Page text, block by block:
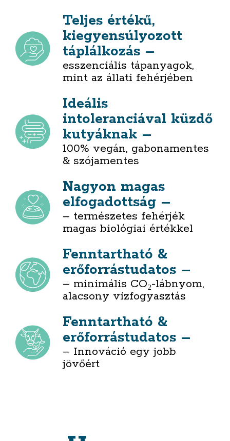
Teljes értékű,
kiegyensúlyozott
táplálkozás –
esszenciális tápanyagok,
mint az állati fehérjében
Ideális
intoleranciával küzdő
kutyáknak –
100% vegán, gabonamentes
& szójamentes
Nagyon magas
elfogadottság –
– természetes fehérjék
magas biológiai értékkel
Fenntartható &
erőforrástudatos –
– minimális CO₂-lábnyom,
alacsony vízfogyasztás
Fenntartható &
erőforrástudatos –
– Innováció egy jobb
jövőért